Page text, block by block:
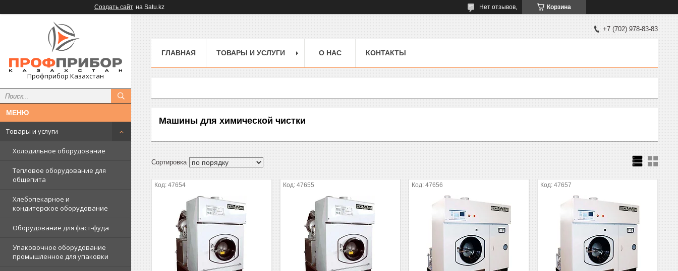
Создать сайт на Satu.kz Корзина
Нет отзывов,
Профприбор Казахстан
Товары и услуги
Холодильное оборудование
Тепловое оборудование для
общепита
Хлебопекарное и
кондитерское оборудование
Оборудование для фаст-фуда
Упаковочное оборудование
промышленное для упаковки
+7 (702) 978-83-83
ГЛАВНАЯ ТОВАРЫ И УСЛУГИ О НАС КОНТАКТЫ
Машины для химической чистки
47654 47655 47656 47657